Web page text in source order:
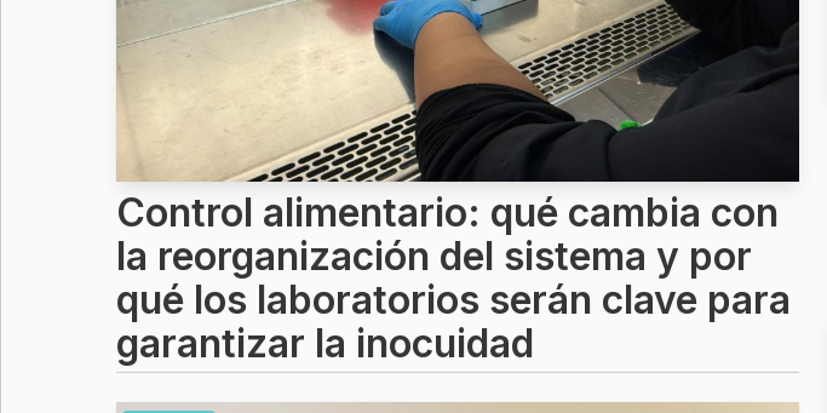
Control alimentario: qué cambia con
la reorganización del sistema y por
qué los laboratorios serán clave para
garantizar la inocuidad